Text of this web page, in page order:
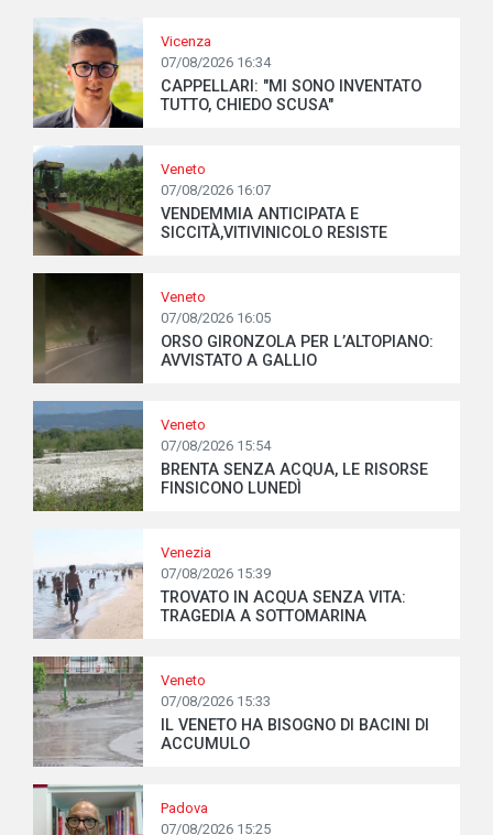
Vicenza
07/08/2026 16:34
CAPPELLARI: "MI SONO INVENTATO
TUTTO, CHIEDO SCUSA"
Veneto
07/08/2026 16:07
VENDEMMIA ANTICIPATA E
SICCITÀ,VITIVINICOLO RESISTE
Veneto
07/08/2026 16:05
ORSO GIRONZOLA PER L’ALTOPIANO:
AVVISTATO A GALLIO
Veneto
07/08/2026 15:54
BRENTA SENZA ACQUA, LE RISORSE
FINSICONO LUNEDÌ
Venezia
07/08/2026 15:39
TROVATO IN ACQUA SENZA VITA:
TRAGEDIA A SOTTOMARINA
Veneto
07/08/2026 15:33
IL VENETO HA BISOGNO DI BACINI DI
ACCUMULO
Padova
07/08/2026 15:25